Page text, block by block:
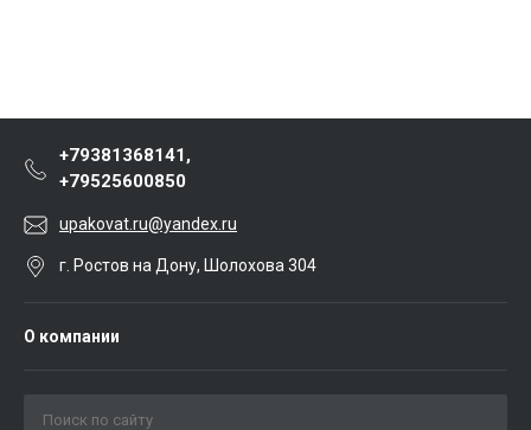
+79381368141,
+79525600850
upakovat.ru@yandex.ru
г. Ростов на Дону, Шолохова 304
О компании